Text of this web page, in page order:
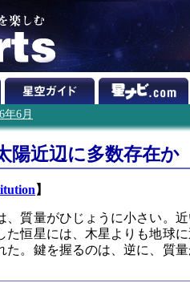
年6月
陽近辺に多数存在か
】
、質量がひじょうに小さい。
た恒星には、木星よりも地球
た。鍵を握るのは、逆に、質